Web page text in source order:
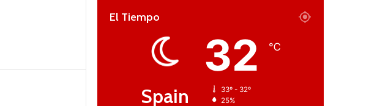
El Tiempo
Spain
32 ℃
33º - 32º
25%